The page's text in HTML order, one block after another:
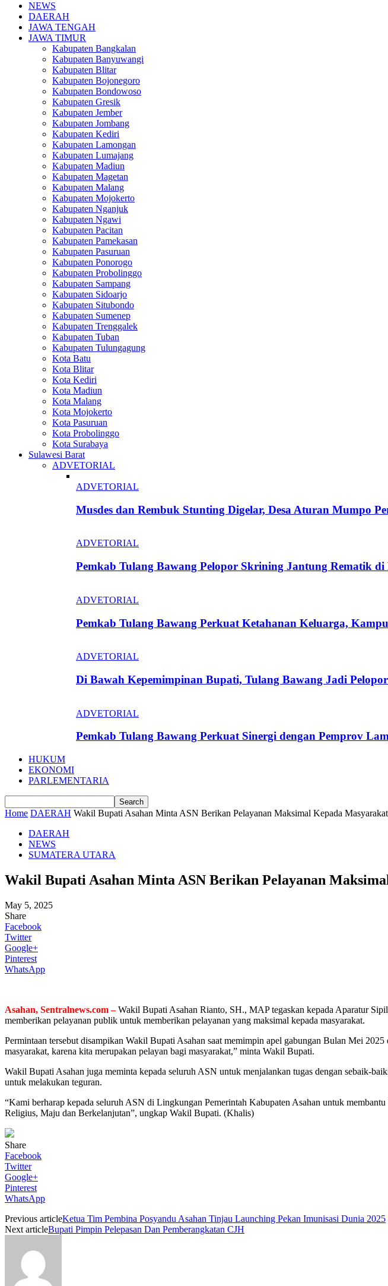
NEWS
DAERAH
JAWA TENGAH
JAWA TIMUR
Kabupaten Bangkalan
Kabupaten Banyuwangi
Kabupaten Blitar
Kabupaten Bojonegoro
Kabupaten Bondowoso
Kabupaten Gresik
Kabupaten Jember
Kabupaten Jombang
Kabupaten Kediri
Kabupaten Lamongan
Kabupaten Lumajang
Kabupaten Madiun
Kabupaten Magetan
Kabupaten Malang
Kabupaten Mojokerto
Kabupaten Nganjuk
Kabupaten Ngawi
Kabupaten Pacitan
Kabupaten Pamekasan
Kabupaten Pasuruan
Kabupaten Ponorogo
Kabupaten Probolinggo
Kabupaten Sampang
Kabupaten Sidoarjo
Kabupaten Situbondo
Kabupaten Sumenep
Kabupaten Trenggalek
Kabupaten Tuban
Kabupaten Tulungagung
Kota Batu
Kota Blitar
Kota Kediri
Kota Madiun
Kota Malang
Kota Mojokerto
Kota Pasuruan
Kota Probolinggo
Kota Surabaya
Sulawesi Barat
ADVETORIAL
ADVETORIAL
Musdes dan Rembuk Stunting Digelar, Desa Aturan Mumpo
ADVETORIAL
Pemkab Tulang Bawang Pelopor Skrining Jantung Rematik
ADVETORIAL
Pemkab Tulang Bawang Perkuat Ketahanan Keluarga,
ADVETORIAL
Di Bawah Kepemimpinan Bupati, Tulang Bawang Jadi
ADVETORIAL
Pemkab Tulang Bawang Perkuat Sinergi dengan Pemprov
HUKUM
EKONOMI
PARLEMENTARIA
Home DAERAH Wakil Bupati Asahan Minta ASN Berikan Pelayanan Maksimal Kepada Masyarakat
DAERAH
NEWS
SUMATERA UTARA
Wakil Bupati Asahan Minta ASN Berikan Pelayanan
May 5, 2025
Share
Facebook
Twitter
Google+
Pinterest
WhatsApp
Asahan, Sentralnews.com – Wakil Bupati Asahan Rianto, SH., MAP tegaskan kepada Aparatur
memberikan pelayanan publik untuk memberikan pelayanan yang maksimal kepada masyarakat.
Permintaan tersebut disampikan Wakil Bupati Asahan saat memimpin apel gabungan Bulan Mei
masyarakat, karena kita merupakan pelayan bagi masyarakat,” minta Wakil Bupati.
Wakil Bupati Asahan juga meminta kepada seluruh ASN untuk menjalankan tugas dengan sebaik-
untuk melakukan teguran.
“Kami berharap kepada seluruh ASN di Lingkungan Pemerintah Kabupaten Asahan untuk
Religius, Maju dan Berkelanjutan”, ungkap Wakil Bupati. (Khalis)
Share
Facebook
Twitter
Google+
Pinterest
WhatsApp
Previous articleKetua Tim Pembina Posyandu Asahan Tinjau Launching Pekan Imunisasi Dunia 2025
Next articleBupati Pimpin Pelepasan Dan Pemberangkatan CJH